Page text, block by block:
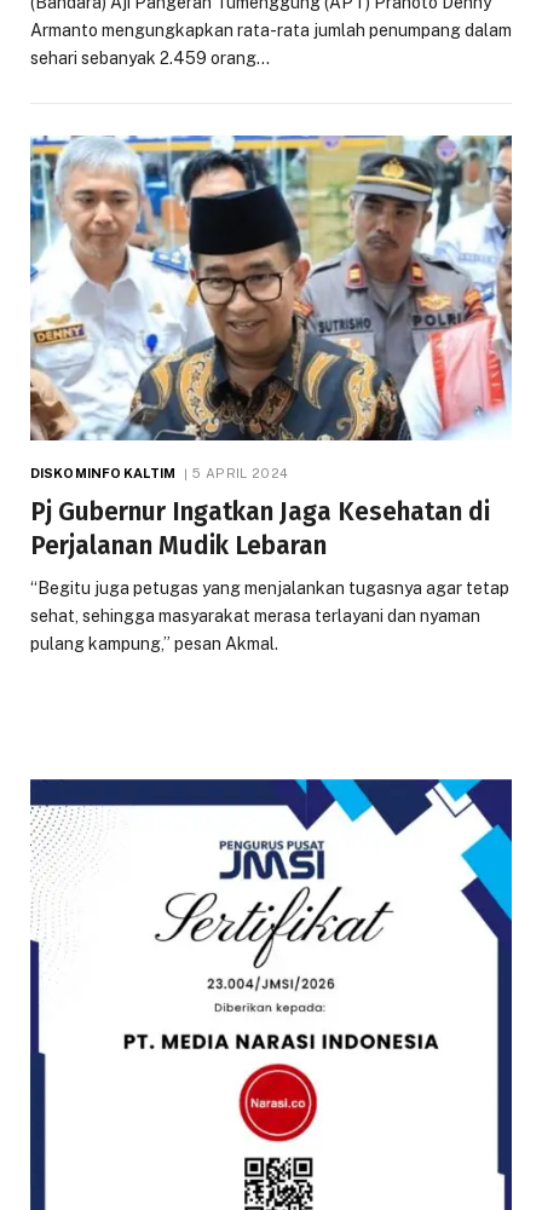
Armanto mengungkapkan rata-rata jumlah penumpang dalam
sehari sebanyak 2.459 orang…
DISKOMINFO KALTIM 5 APRIL 2024
Pj Gubernur Ingatkan Jaga Kesehatan di
Perjalanan Mudik Lebaran
“Begitu juga petugas yang menjalankan tugasnya agar tetap
sehat, sehingga masyarakat merasa terlayani dan nyaman
pulang kampung,” pesan Akmal.